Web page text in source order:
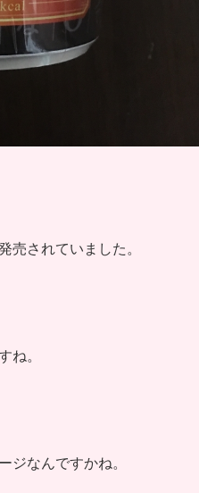
されていました。
。
なんですかね。